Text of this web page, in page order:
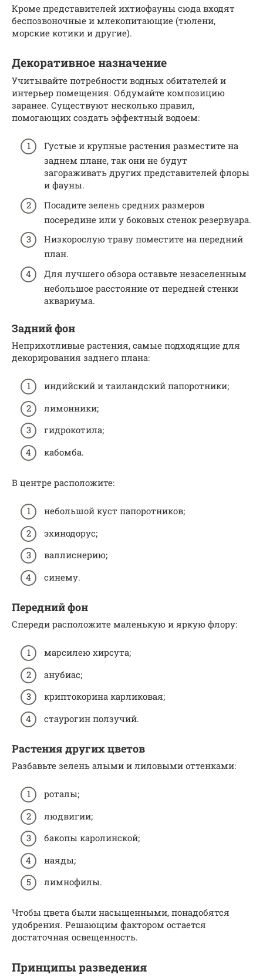
Кроме представителей ихтиофауны сюда входят
беспозвоночные и млекопитающие (тюлени,
морские котики и другие).
Декоративное назначение
Учитывайте потребности водных обитателей и
интерьер помещения. Обдумайте композицию
заранее. Существуют несколько правил,
помогающих создать эффектный водоем:
Густые и крупные растения разместите на
заднем плане, так они не будут
загораживать других представителей флоры
и фауны.
Посадите зелень средних размеров
посередине или у боковых стенок резервуара.
Низкорослую траву поместите на передний
план.
Для лучшего обзора оставьте незаселенным
небольшое расстояние от передней стенки
аквариума.
Задний фон
Неприхотливые растения, самые подходящие для
декорирования заднего плана:
индийский и таиландский папоротники;
лимонники;
гидрокотила;
кабомба.
В центре расположите:
небольшой куст папоротников;
эхинодорус;
валлиснерию;
синему.
Передний фон
Спереди расположите маленькую и яркую флору:
марсилею хирсута;
анубиас;
криптокорина карликовая;
стаурогин ползучий.
Растения других цветов
Разбавьте зелень алыми и лиловыми оттенками:
роталы;
людвигии;
бакопы каролинской;
наяды;
лимнофилы.
Чтобы цвета были насыщенными, понадобятся
удобрения. Решающим фактором остается
достаточная освещенность.
Принципы разведения